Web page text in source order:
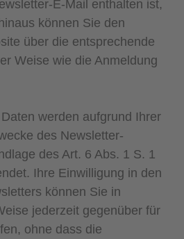
E-Mail enthalten ist,
können Sie den
über die entsprechende
Weise wie die Anmeldung
werden aufgrund Ihrer
des Newsletter-
des Art. 6 Abs. 1 S. 1
Ihre Einwilligung in den
können Sie in
jederzeit gegenüber für
ohne dass die